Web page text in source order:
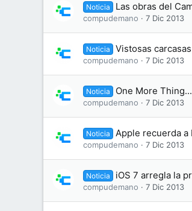
Noticia Las obras del
compudemano 7 Dic 2013
Noticia Vistosas
compudemano 7 Dic 2013
Noticia One More
compudemano 7 Dic 2013
Noticia Apple recuerda a
compudemano 7 Dic 2013
Noticia iOS 7 arregla la
compudemano 7 Dic 2013